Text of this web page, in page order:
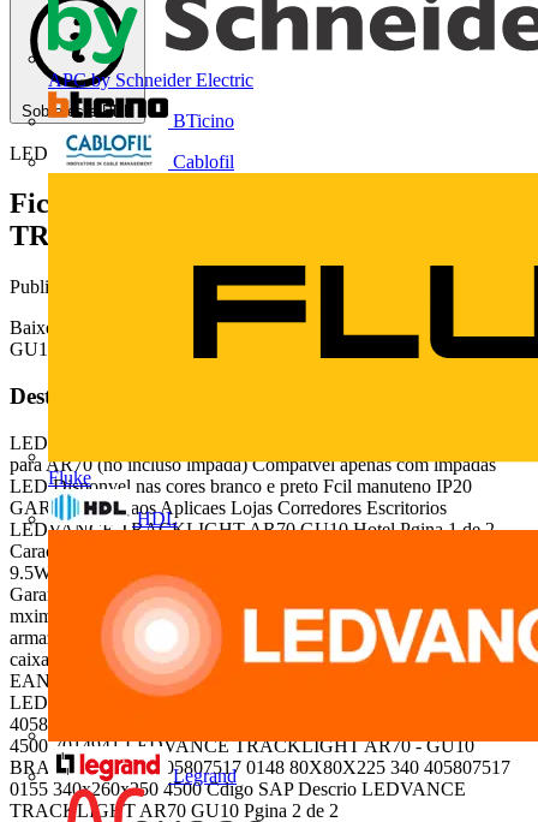
APC by Schneider Electric
BTicino
Cablofil
Fluke
HDL
Legrand
Sobre este PDF
LEDVANCE
Ficha técnica LEDVANCE®
TRACKLIGHT AR70 GU10
Publicado: 7 de dezembro de 2018· Categoria: Fichas técnicas
Baixe aqui a ficha técnica LEDVANCE® TRACKLIGHT AR70
GU10
Deste documento
LEDVANCE TRACKLIGHT AR70 GU10 Beneficios Luminria
para AR70 (no incluso lmpada) Compatvel apenas com lmpadas
LED Disponvel nas cores branco e preto Fcil manuteno IP20
GARANTIA 3 aos Aplicaes Lojas Corredores Escritorios
LEDVANCE TRACKLIGHT AR70 GU10 Hotel Pgina 1 de 2
Caracterstica do Produto Tipo de Material Aluminio Potencia Max.
9.5W Range de Tenso 100 240 V~ Corrente 83-48 mA IP IP20
Garantia 3 anos Tipo de instalao 3 Vias Temperatura mnima e
mxima de trabalho -20~ +40 Temperatura mnima e mxima de
armazenagem -20~ +85 Desenho tcnico Dados do produto Pcs por
caixa Peso (g) EAN 10 Dimensional EAN10 (cm) Peso EAN 10 (g)
EAN 40 Dimensional EAN40 (cm) Peso EAN 40 (g) 7014940
LEDVANCE TRACKLIGHT AR70 - GU10 PRETO 12 290
405807517 0124 80X80X225 340 405807517 0131 340x260x250
4500 7014941 LEDVANCE TRACKLIGHT AR70 - GU10
BRANCO 12 290 405807517 0148 80X80X225 340 405807517
0155 340x260x250 4500 Cdigo SAP Descrio LEDVANCE
TRACKLIGHT AR70 GU10 Pgina 2 de 2